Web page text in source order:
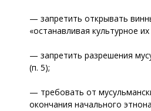
— запретить открывать
«останавливая культурное
— запретить разрешения
(п. 5);
— требовать от
окончания начального